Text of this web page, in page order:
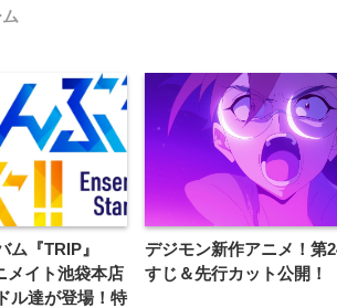
ム『TRIP』
メイト池袋本店
ル達が登場！特
デジモン新作アニメ！第
すじ＆先行カット公開！